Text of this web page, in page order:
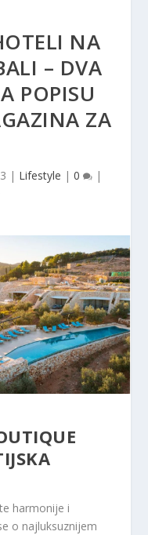
NA
– DVA
POPISU
ZA
| Lifestyle | 0 |
harmonije i
o najluksuznijem